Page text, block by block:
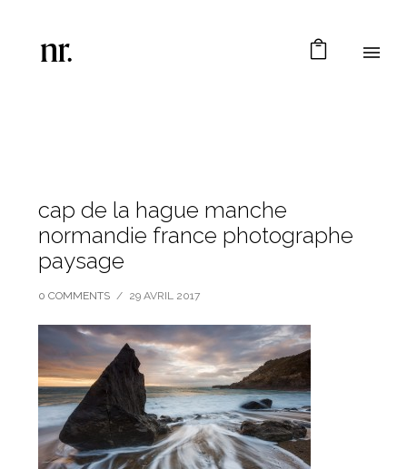
cap de la hague manche
normandie france photographe
paysage
0 COMMENTS / 29 AVRIL 2017